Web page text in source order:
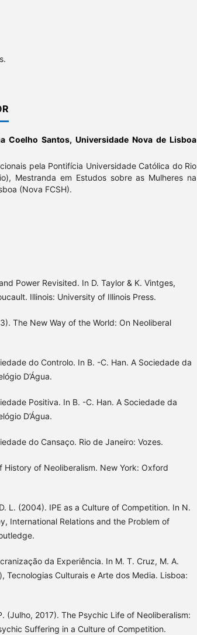
Coelho Santos, Universidade Nova de Lisboa
pela Pontifícia Universidade Católica do Rio
Mestranda em Estudos sobre as Mulheres na
(Nova FCSH).
Power Revisited. In D. Taylor & K. Vintges,
Illinois: University of Illinois Press.
The New Way of the World: On Neoliberal
do Controlo. In B. -C. Han. A Sociedade da
D’Água.
Positiva. In B. -C. Han. A Sociedade da
D’Água.
do Cansaço. Rio de Janeiro: Vozes.
History of Neoliberalism. New York: Oxford
L. (2004). IPE as a Culture of Competition. In N.
International Relations and the Problem of
da Experiência. In M. T. Cruz, M. A.
Tecnologias Culturais e Arte dos Media. Lisboa:
(Julho, 2017). The Psychic Life of Neoliberalism:
Suffering in a Culture of Competition.